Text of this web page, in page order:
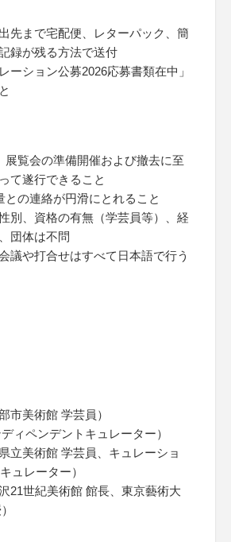
先まで宅配便、レターパック、簡
録が残る方法で送付
ーション公募2026応募書類在中」
展覧会の準備開催および撤去に至
て遂行できること
との連絡が円滑にとれること
別、資格の有無（学芸員等）、経
団体は不問
議や打合せはすべて日本語で行う
市美術館 学芸員）
ィペンデントキュレーター）
立美術館 学芸員、キュレーショ
ュレーター）
21世紀美術館 館長、東京藝術大